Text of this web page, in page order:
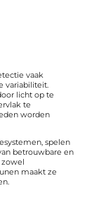
vaak
variabiliteit.
licht op te
te
worden
spelen
betrouwbare en
maakt ze